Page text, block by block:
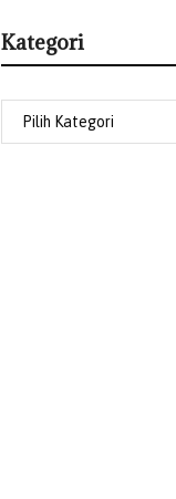
Kategori